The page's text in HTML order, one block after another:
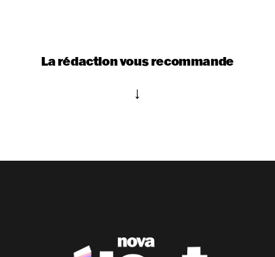
La rédaction vous recommande